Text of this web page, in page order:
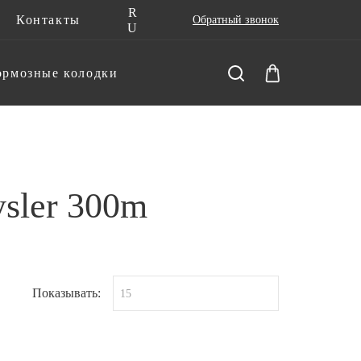
Контакты
R
U
Обратный звонок
колодки
300m
Показывать: 15